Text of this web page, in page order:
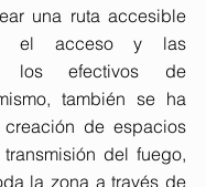
una ruta accesible
el acceso y las
los efectivos de
también se ha
de espacios
del fuego,
la zona a través de